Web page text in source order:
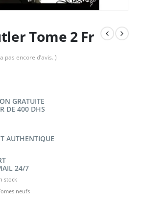
Tome 2 Fr
pas encore d’avis. )
GRATUITE
DE 400 DHS
AUTHENTIQUE
24/7
stock
neufs